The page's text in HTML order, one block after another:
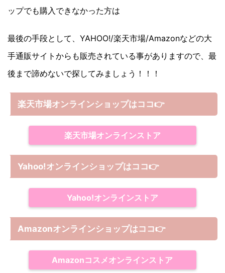
ップでも購入できなかった方は
最後の手段として、YAHOO!/楽天市場/Amazonなどの大
手通販サイトからも販売されている事がありますので、最
後まで諦めないで探してみましょう！！！
楽天市場オンラインショップはココ👉
楽天市場オンラインストア
Yahoo!オンラインショップはココ👉
Yahoo!オンラインストア
Amazonオンラインショップはココ👉
Amazonコスメオンラインストア